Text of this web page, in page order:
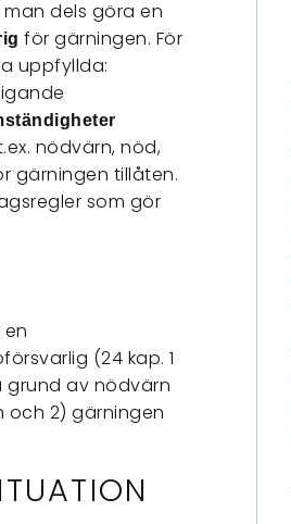
dels göra en
för gärningen. För
uppfyllda:
nödvärn, nöd,
gärningen tillåten.
som gör
(24 kap. 1
grund av nödvärn
och 2) gärningen